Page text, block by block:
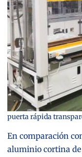
puerta rápida
En comparación
aluminio cortina